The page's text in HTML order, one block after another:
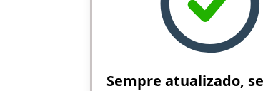
Sempre atualizado,